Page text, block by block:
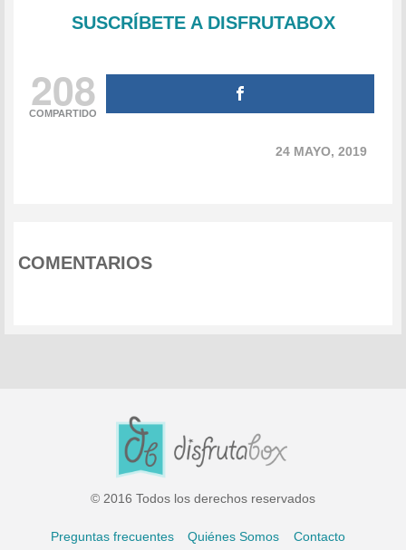
SUSCRÍBETE A DISFRUTABOX
208
COMPARTIDO
24 MAYO, 2019
COMENTARIOS
© 2016 Todos los derechos reservados
Preguntas frecuentes Quiénes Somos Contacto